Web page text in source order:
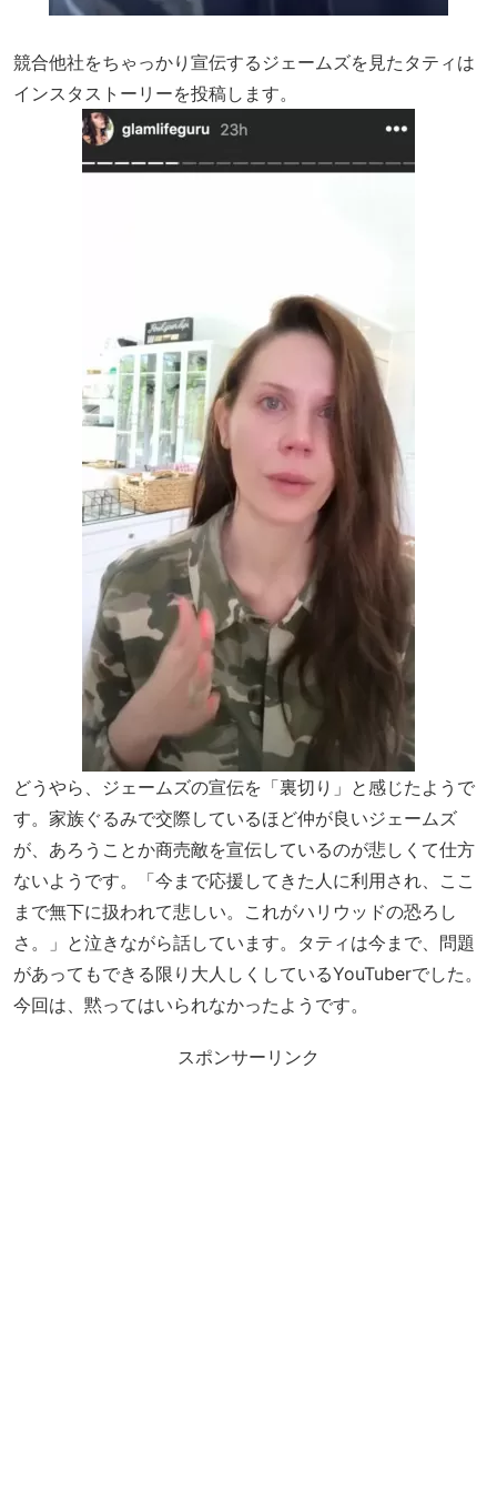
競合他社をちゃっかり宣伝するジェームズを見たタティは
インスタストーリーを投稿します。
どうやら、ジェームズの宣伝を「裏切り」と感じたようで
す。家族ぐるみで交際しているほど仲が良いジェームズ
が、あろうことか商売敵を宣伝しているのが悲しくて仕方
ないようです。「今まで応援してきた人に利用され、ここ
まで無下に扱われて悲しい。これがハリウッドの恐ろし
さ。」と泣きながら話しています。タティは今まで、問題
があってもできる限り大人しくしているYouTuberでした。
今回は、黙ってはいられなかったようです。
スポンサーリンク